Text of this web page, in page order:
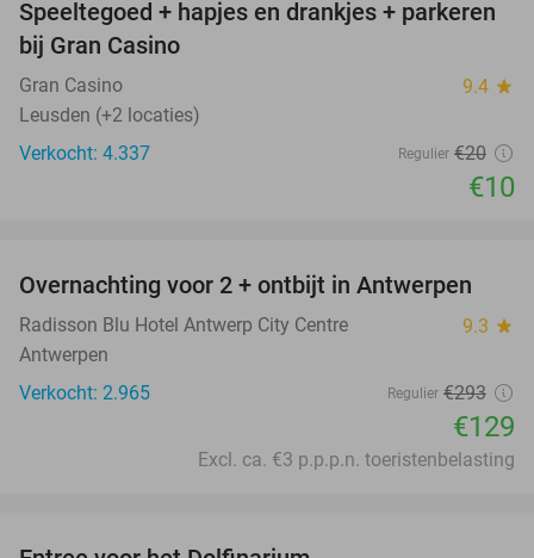
50%
Speeltegoed + hapjes en drankjes + parkeren
bij Gran Casino
Gran Casino 9.4 star
Leusden (+2 locaties)
Verkocht: 4.337
Regulier €20
€10
56%
Overnachting voor 2 + ontbijt in Antwerpen
Radisson Blu Hotel Antwerp City Centre 9.3 star
Antwerpen
Verkocht: 2.965
Regulier €293
€129
Excl. ca. €3 p.p.p.n. toeristenbelasting